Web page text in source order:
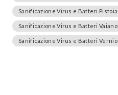
Sanificazione Virus e Batteri Pistoia
Sanificazione Virus e Batteri Vaiano
Sanificazione Virus e Batteri Vernio